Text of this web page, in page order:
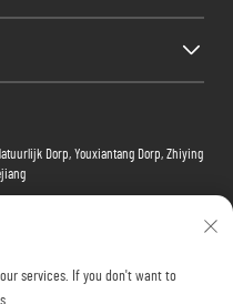
Dorp, Youxiantang Dorp, Zhiying
services. If you don't want to